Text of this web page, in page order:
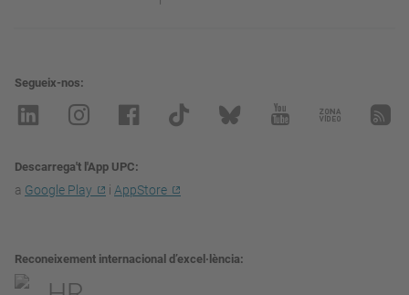
Segueix-nos
Descarrega't l'App UPC
a Google Play i AppStore
Reconeixement internacional d’excel·lència